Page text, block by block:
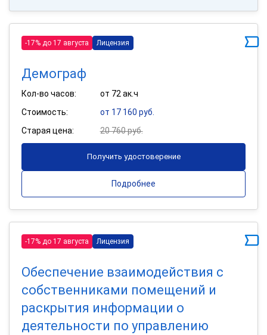
-17% до 17 августа Лицензия
Демограф
Кол-во часов:
от 72 ак.ч
Стоимость:
от 17 160 руб.
Старая цена:
20 760 руб.
Получить удостоверение
Подробнее
-17% до 17 августа Лицензия
Обеспечение взаимодействия с
собственниками помещений и
раскрытия информации о
деятельности по управлению